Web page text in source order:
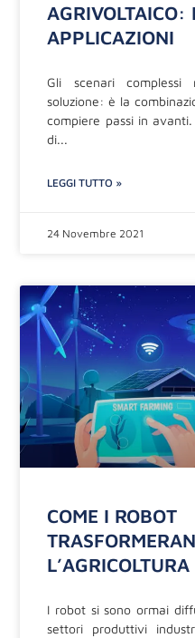
AGRIVOLTAICO:
APPLICAZIONI
Gli scenari complessi
soluzione: è la
compiere passi in
di
LEGGI TUTTO »
24 Novembre 2021
COME I ROBOT
L’AGRICOLTURA
I robot si sono ormai
settori produttivi